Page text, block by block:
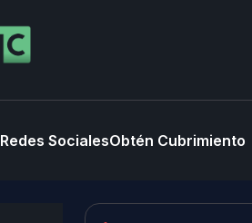
Redes SocialesObtén Cubrimiento